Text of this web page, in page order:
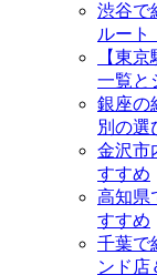
渋谷で
ルート
【東
一覧と
銀座の
別の選
金沢市
すすめ
高知県
すすめ
千葉で
ンド店